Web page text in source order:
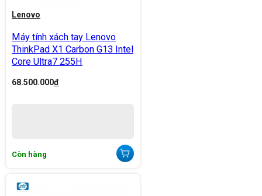
Lenovo
Máy tính xách tay Lenovo
ThinkPad X1 Carbon G13 Intel
Core Ultra7 255H
68.500.000đ
Còn hàng